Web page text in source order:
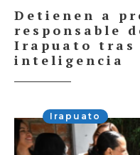
Detienen a
responsable
Irapuato tras
inteligencia
Irapuato